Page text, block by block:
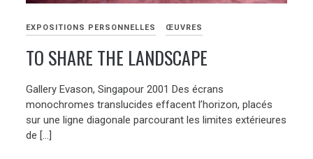
EXPOSITIONS PERSONNELLES ŒUVRES
TO SHARE THE LANDSCAPE
Gallery Evason, Singapour 2001 Des écrans
monochromes translucides effacent l’horizon, placés
sur une ligne diagonale parcourant les limites extérieures
de […]